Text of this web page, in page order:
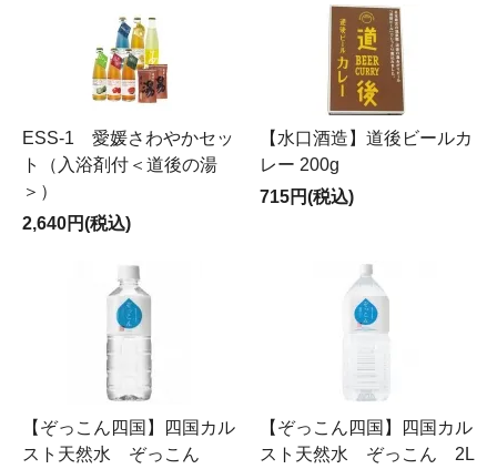
ESS-1 愛媛さわやかセッ
ト（入浴剤付＜道後の湯
＞）
2,640円(税込)
【水口酒造】道後ビールカ
レー 200g
715円(税込)
【ぞっこん四国】四国カル
スト天然水 ぞっこん
【ぞっこん四国】四国カル
スト天然水 ぞっこん 2L